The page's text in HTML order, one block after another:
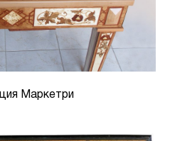
Маркетри